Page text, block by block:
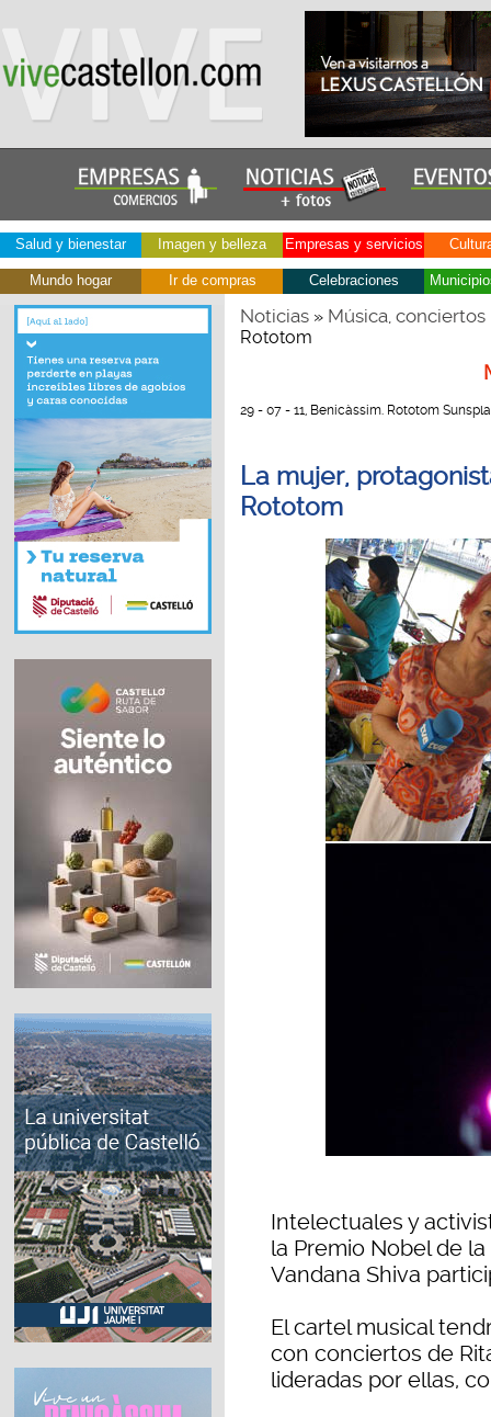
Salud y bienestar Imagen y belleza Empresas y servicios
Mundo hogar Ir de compras Celebraciones
Noticias» Música, conciertos
Rototom
29 - 07 - 11, Benicàssim. Rototom
La mujer,
Rototom
Intelectuales y
la Premio Nobel de
Vandana Shiva
El cartel musical
con conciertos de
lideradas por ellas,